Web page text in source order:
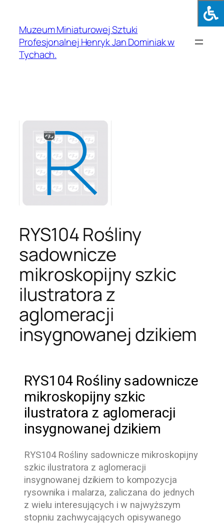
Muzeum Miniaturowej Sztuki
Profesjonalnej Henryk Jan Dominiak w
Tychach.
RYS104 Rośliny
sadownicze
mikroskopijny szkic
ilustratora z
aglomeracji
insygnowanej dzikiem
RYS104 Rośliny sadownicze
mikroskopijny szkic
ilustratora z aglomeracji
insygnowanej dzikiem
RYS104 Rośliny sadownicze mikroskopijny
szkic ilustratora z aglomeracji
insygnowanej dzikiem to kompozycja
rysownika i malarza, zaliczana do jednych
z wielu interesujących i w najwyższym
stopniu zachwycających opisywanego